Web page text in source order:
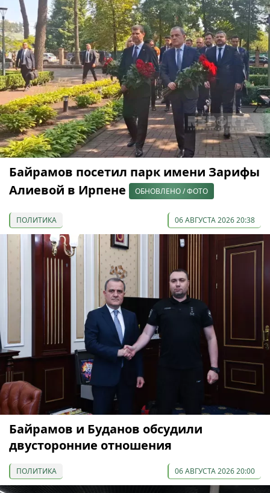
Байрамов посетил парк имени Зарифы
Алиевой в Ирпене
ОБНОВЛЕНО / ФОТО
ПОЛИТИКА 06 АВГУСТА 2026 20:38
Байрамов и Буданов обсудили
двусторонние отношения
ПОЛИТИКА 06 АВГУСТА 2026 20:00